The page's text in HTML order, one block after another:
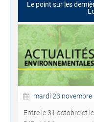
Le point sur les
mardi 23 novembre
Entre le 31 octobre et